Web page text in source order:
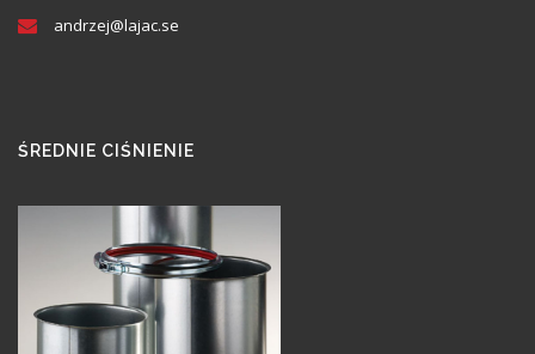
andrzej@lajac.se
ŚREDNIE CIŚNIENIE